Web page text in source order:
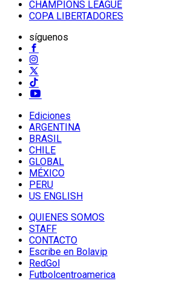
CHAMPIONS LEAGUE
COPA LIBERTADORES
síguenos
Ediciones
ARGENTINA
BRASIL
CHILE
GLOBAL
MÉXICO
PERU
US ENGLISH
QUIENES SOMOS
STAFF
CONTACTO
Escribe en Bolavip
RedGol
Futbolcentroamerica